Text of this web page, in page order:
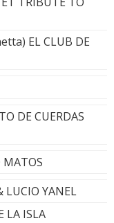
EL CLUB DE
DE CUERDAS
LUCIO YANEL
LA ISLA